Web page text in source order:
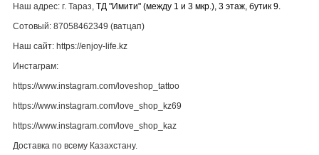
Наш адрес: г. Тараз, ТД "Имити" (между 1 и 3 мкр.), 3 этаж, бутик 9.
Сотовый: 87058462349 (ватцап)
Наш сайт: https://enjoy-life.kz
Инстаграм:
https://www.instagram.com/loveshop_tattoo
https://www.instagram.com/love_shop_kz69
https://www.instagram.com/love_shop_kaz
Доставка по всему Казахстану.